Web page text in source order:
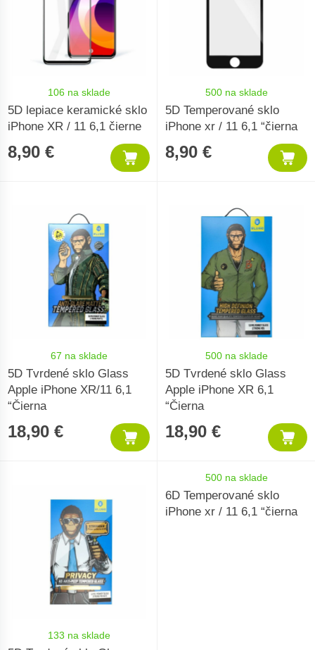
106 na sklade
5D lepiace keramické sklo
iPhone XR / 11 6,1 čierne
8,90 €
500 na sklade
5D Temperované sklo
iPhone xr / 11 6,1 “čierna
8,90 €
67 na sklade
5D Tvrdené sklo Glass
Apple iPhone XR/11 6,1
“Čierna
18,90 €
500 na sklade
5D Tvrdené sklo Glass
Apple iPhone XR 6,1
“Čierna
18,90 €
133 na sklade
500 na sklade
6D Temperované sklo
iPhone xr / 11 6,1 “čierna